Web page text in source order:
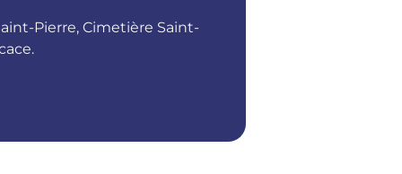
Pierre, Cimetière Saint-